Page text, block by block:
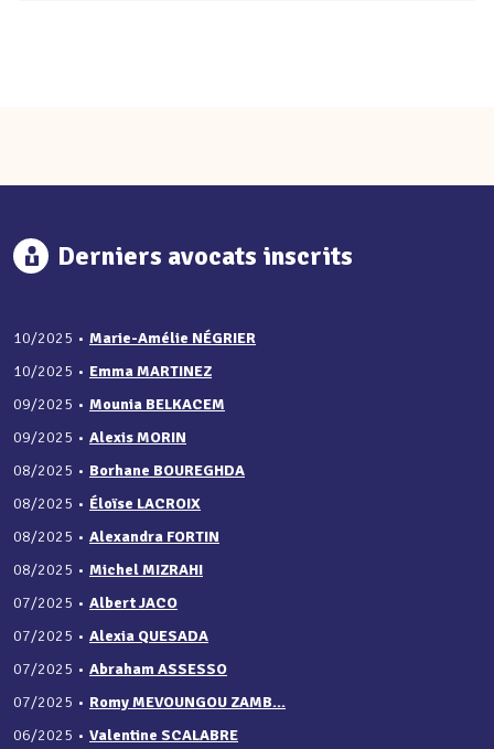
Derniers avocats inscrits
10/2025 • Marie-Amélie NÉGRIER
10/2025 • Emma MARTINEZ
09/2025 • Mounia BELKACEM
09/2025 • Alexis MORIN
08/2025 • Borhane BOUREGHDA
08/2025 • Éloïse LACROIX
08/2025 • Alexandra FORTIN
08/2025 • Michel MIZRAHI
07/2025 • Albert JACO
07/2025 • Alexia QUESADA
07/2025 • Abraham ASSESSO
07/2025 • Romy MEVOUNGOU ZAMB...
06/2025 • Valentine SCALABRE